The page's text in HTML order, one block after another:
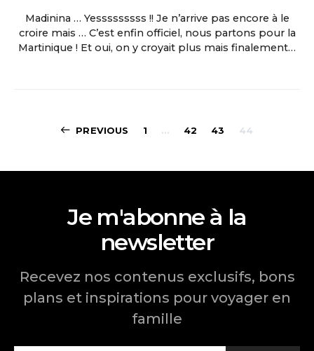
Madinina … Yesssssssss !! Je n’arrive pas encore à le
croire mais … C’est enfin officiel, nous partons pour la
Martinique ! Et oui, on y croyait plus mais finalement…
Pagination
PREVIOUS 1 … 42 43 44
Je m'abonne à la
newsletter
Recevez nos contenus exclusifs, bons
plans et inspirations pour voyager en
famille